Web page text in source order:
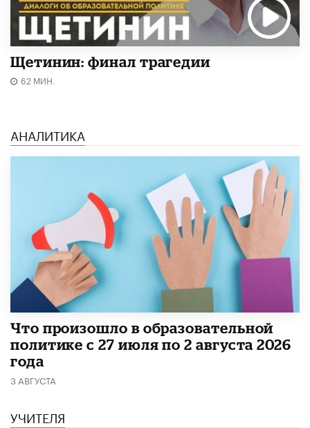
Щетинин: финал трагедии
62 МИН.
АНАЛИТИКА
​Что произошло в образовательной
политике с 27 июля по 2 августа 2026
года
3 АВГУСТА
УЧИТЕЛЯ